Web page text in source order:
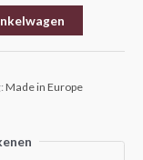
Made in Europe